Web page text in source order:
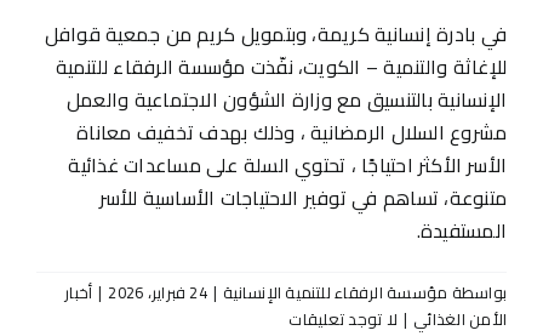
في بادرة إنسانية كريمة، وبتمويل كريم من جمعية قوافل
للإغاثة والتنمية – الكويت، نفّذت مؤسسة الرفقاء للتنمية
الإنسانية بالتنسيق مع وزارة الشؤون الاجتماعية والعمل
مشروع السلال الرمضانية ، وذلك بهدف تخفيف معاناة
الأسر الأكثر احتياجًا ، تحتوي السلة على مساعدات غذائية
متنوعة، تساهم في توفير الاحتياجات الأساسية للأسر
المستفيدة.
بواسطة مؤسسة الرفقاء للتنمية الإنسانية | 24 فبراير، 2026 | أخبار
الأمن الغذائي | لا توجد تعليقات